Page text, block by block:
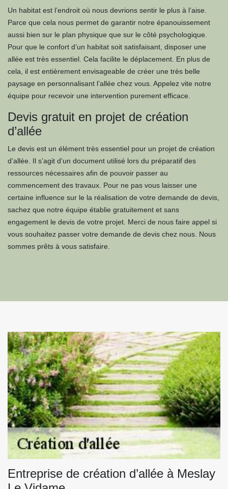
Un habitat est l’endroit où nous devrions sentir le plus à l’aise.
Parce que cela nous permet de garantir notre épanouissement
aussi bien sur le plan physique que sur le côté psychologique.
Pour que le confort d’un habitat soit satisfaisant, disposer une
allée est très essentiel. Cela facilite le déplacement. En plus de
cela, il est entièrement envisageable de créer une très belle
paysage en personnalisant l’allée chez vous. Appelez vite notre
équipe pour recevoir une intervention purement efficace.
Devis gratuit en projet de création
d’allée
Le devis est un élément très essentiel pour un projet de création
d’allée. Il s’agit d’un document utilisé lors du préparatif des
ressources nécessaires afin de pouvoir passer au
commencement des travaux. Pour ne pas vous laisser une
certaine influence sur le la réalisation de votre demande de devis,
sachez que notre équipe établie gratuitement et sans
engagement le devis de votre projet. Merci de nous faire appel si
vous souhaitez passer votre demande de devis chez nous. Nous
sommes prêts à vous satisfaire.
Entreprise de création d’allée à Meslay